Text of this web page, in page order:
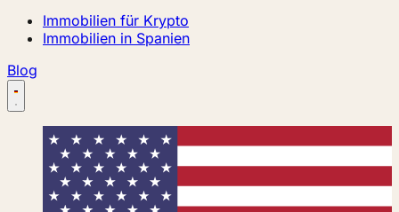
Immobilien für Krypto
Immobilien in Spanien
Blog